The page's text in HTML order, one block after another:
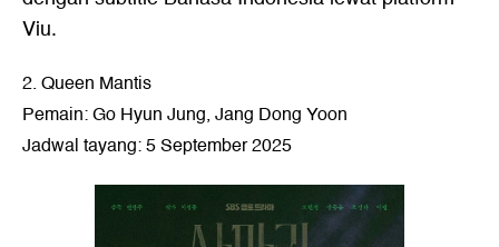
Viu.
2. Queen Mantis
Pemain: Go Hyun Jung, Jang Dong Yoon
Jadwal tayang: 5 September 2025